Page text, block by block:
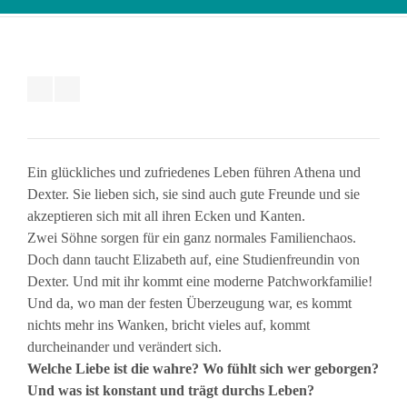
Ein glückliches und zufriedenes Leben führen Athena und
Dexter. Sie lieben sich, sie sind auch gute Freunde und sie
akzeptieren sich mit all ihren Ecken und Kanten.
Zwei Söhne sorgen für ein ganz normales Familienchaos.
Doch dann taucht Elizabeth auf, eine Studienfreundin von
Dexter. Und mit ihr kommt eine moderne Patchworkfamilie!
Und da, wo man der festen Überzeugung war, es kommt
nichts mehr ins Wanken, bricht vieles auf, kommt
durcheinander und verändert sich.
Welche Liebe ist die wahre? Wo fühlt sich wer geborgen?
Und was ist konstant und trägt durchs Leben?